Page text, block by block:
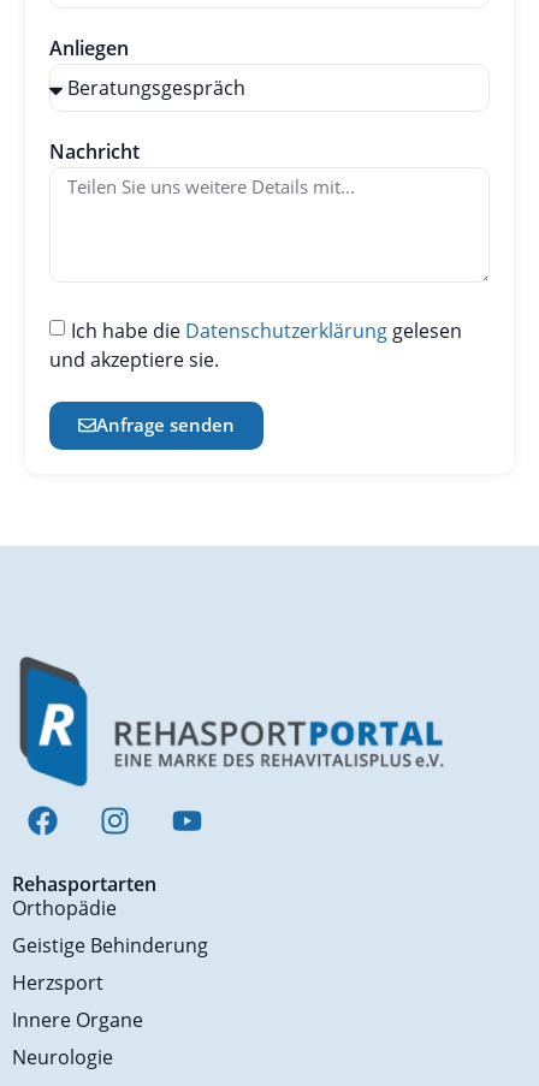
Anliegen
Nachricht
Ich habe die Datenschutzerklärung gelesen
und akzeptiere sie.
Anfrage senden
Rehasportarten
Orthopädie
Geistige Behinderung
Herzsport
Innere Organe
Neurologie